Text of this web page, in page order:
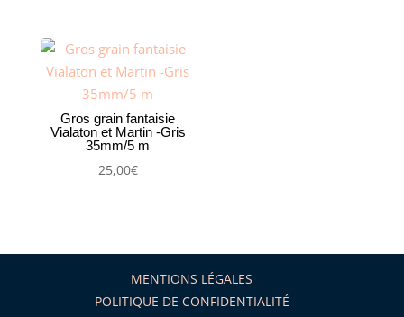
Gros grain fantaisie
Vialaton et Martin -Gris
35mm/5 m
25,00€
MENTIONS LÉGALES
POLITIQUE DE CONFIDENTIALITÉ